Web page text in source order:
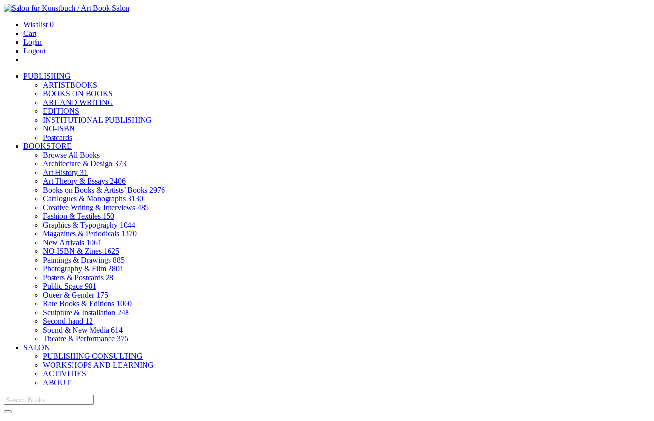
Wishlist 0
Cart
Login
Logout
PUBLISHING
ARTISTBOOKS
BOOKS ON BOOKS
ART AND WRITING
EDITIONS
INSTITUTIONAL PUBLISHING
NO-ISBN
Postcards
BOOKSTORE
Browse All Books
Architecture & Design 373
Art History 31
Art Theory & Essays 2406
Books on Books & Artists’ Books 2976
Catalogues & Monographs 3130
Creative Writing & Interviews 485
Fashion & Textiles 150
Graphics & Typography 1044
Magazines & Periodicals 1370
New Arrivals 1061
NO-ISBN & Zines 1625
Paintings & Drawings 885
Photography & Film 2801
Posters & Postcards 28
Public Space 981
Queer & Gender 175
Rare Books & Editions 1000
Sculpture & Installation 248
Second-hand 12
Sound & New Media 614
Theatre & Performance 375
SALON
PUBLISHING CONSULTING
WORKSHOPS AND LEARNING
ACTIVITIES
ABOUT